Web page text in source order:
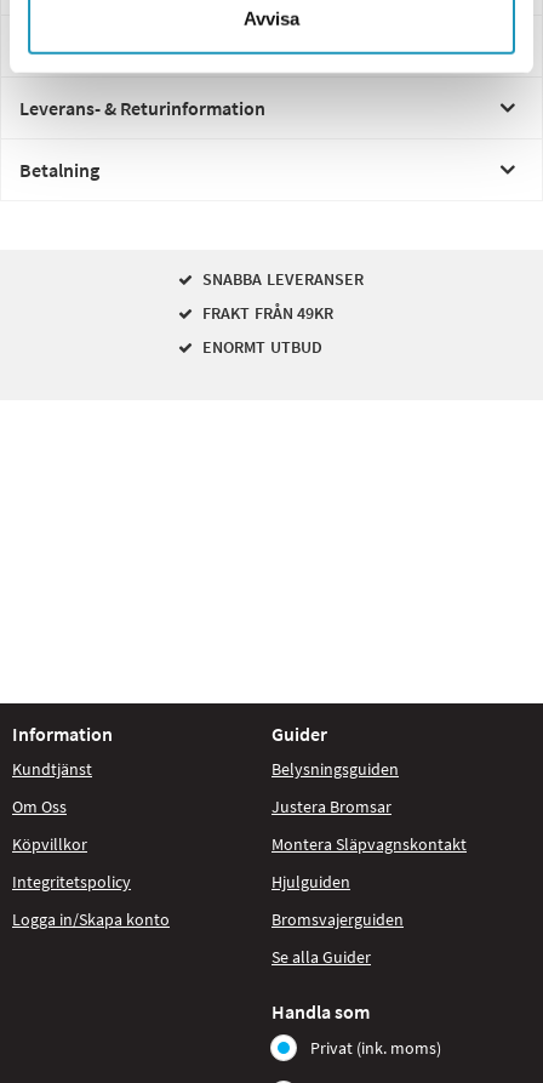
Avvisa
Frågor och svar
Leverans- & Returinformation
Betalning
SNABBA LEVERANSER
FRAKT FRÅN 49KR
ENORMT UTBUD
Information
Kundtjänst
Om Oss
Köpvillkor
Integritetspolicy
Logga in/Skapa konto
Guider
Belysningsguiden
Justera Bromsar
Montera Släpvagnskontakt
Hjulguiden
Bromsvajerguiden
Se alla Guider
Handla som
Privat (ink. moms)